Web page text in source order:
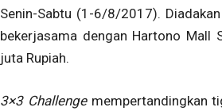
Senin-Sabtu (1-6/8/2017).
bekerjasama dengan Hartono Mall
juta Rupiah.
3×3 Challenge mempertandingkan